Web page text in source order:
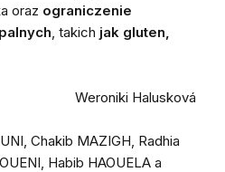
oraz ograniczenie
, takich jak gluten,
Weroniki Halusková
Chakib MAZIGH, Radhia
Habib HAOUELA a